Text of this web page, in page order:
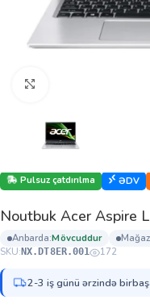
Pulsuz çatdırılma ƏDV
Noutbuk Acer Aspire
anbarda: mövcuddur
SKU: NX.DT8ER.001 172
2-3 iş günü ərzində